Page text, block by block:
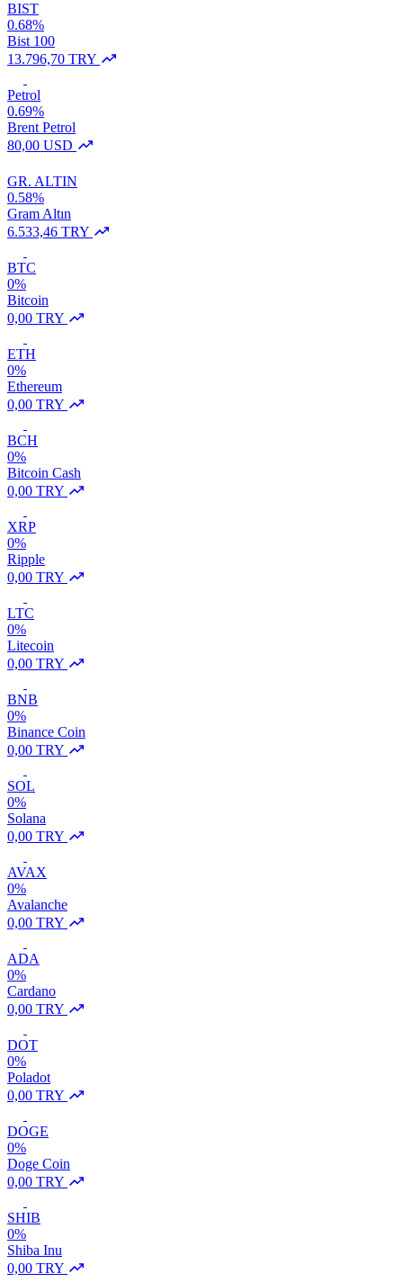
BIST
0.68%
Bist 100
13.796,70 TRY
Petrol
0.69%
Brent Petrol
80,00 USD
GR. ALTIN
0.58%
Gram Altın
6.533,46 TRY
BTC
0%
Bitcoin
0,00 TRY
ETH
0%
Ethereum
0,00 TRY
BCH
0%
Bitcoin Cash
0,00 TRY
XRP
0%
Ripple
0,00 TRY
LTC
0%
Litecoin
0,00 TRY
BNB
0%
Binance Coin
0,00 TRY
SOL
0%
Solana
0,00 TRY
AVAX
0%
Avalanche
0,00 TRY
ADA
0%
Cardano
0,00 TRY
DOT
0%
Poladot
0,00 TRY
DOGE
0%
Doge Coin
0,00 TRY
SHIB
0%
Shiba Inu
0,00 TRY